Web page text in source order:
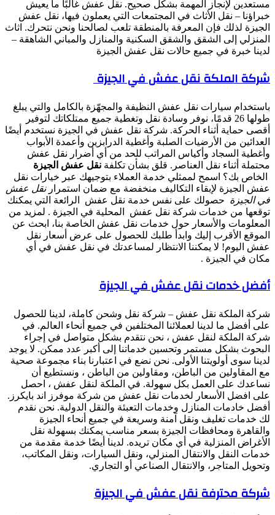
مستعدين لإنجاز المهمة بشكل صحيح. نقل عفش غالبًا ما يعيش
خبراؤنا – نقل الأثاث في المجتمعات التي يعملون فيها، نقل عفش
الجيزة لذلك فإن المعرفة بالمنطقة تلعب لصالحنا ونحن نتحرك. اثاث
المنزلي إلى الشقق والشقق السكنية والمنازل والمباني الشاهقة –
لدينا خبرة في جميع حالات نقل عفش الجيزة
شركة الملكة نقل عفش في الجيزة
باستخدام سيارات نقل عفش النظيفة والمجهّزة بالكامل والتي يبلغ
طولها 26 قدمًا، نوفر وسادة نقل وتغطية جميع ممتلكاتك لتوفير
أقصى حماية أثناء الحركة. شركة نقل عفش في الجيزة نستخدم أيضًا
العدائين من الأرضيات الصلبة وأغطية الدرابزين وأعمدة الأبواب
وأغطية السجاد وأكياس المراتب للحد من أي أضرار نقل عفش
محتملة أثناء نقل العناصر. قلق بشأن تكلفة نقل عفش الجيزة
الخاص بك؟ اسمح لممثلي خدمة العملاء بتوجيهك عبر خيارات نقل
عفش الجيزة لإبقاء التكاليف منخفضة مع ضمان استمرارنقل عفش
في الجيزة حصولك على نفس خدمة نقل عفش الرائعة التي يمكنك
توقعها من خدمات شركة نقل عفش المحلية في الجيزة . لمزيد من
المعلومات والأسعار حول خدمات نقل عفش الخاصة بنا، ابحث عن
الموقع الأقرب إليك وابدأ طلبك للحصول على عرض أسعار نقل
عفش اليوم! لا يمكننا الانتظار لمساعدتك في نقل عفش في أي
مكان في الجيزة .
أفضل خدمات نقل عفش في الجيزة
شركة الملكة نقل عفش – شركة نقل وشحن كاملة، لدينا للحصول
على أفضل ما لدينا لعملائنا المختلفين في جميع أنحاء العالم. في
شركة الملكة لنقل عفش ، نحن نتقدم بشكل متواصل في إجراء
البحوث بشكل مستمر وتحسين خدماتنا إلى أكبر عدد ممكن. لا يوجد
لدينا سوى أولويتنا الأولى. نحن نضع في اعتبارنا بناء مجموعة صحية
مع المقاولين من الباطن، ومقاولين من الباطن ، ونستطيع أن
نساعدك على العمل بكل سهولة. في الملكة لنقل عفش ، احصل
على افضل الأسعار لخدمات نقل عفش من شركة موفرز اند بايكرز.
أفضل خادمات المنازل وخدمات التعبئة والنقل الدولية. نحن نقدم
لك خدمات تغليف ونقل آمنة وسريعة في جميع أنحاء الجيزة
والقاهرة ومحافظات الجيزة بسعر مناسب يمكنك بسهولة نقل
الأغراض المنزلية في أي مكان تريده. لدينا أيضًا خدمة مقدمة من
خدمات النقل والانتقال المنزلي، ونقل السيارات، ونقل المكاتب،
وتحويل المتاجر، والانتقال الصناعي أو التجاري.
شركة محترفة نقل عفش في الجيزة